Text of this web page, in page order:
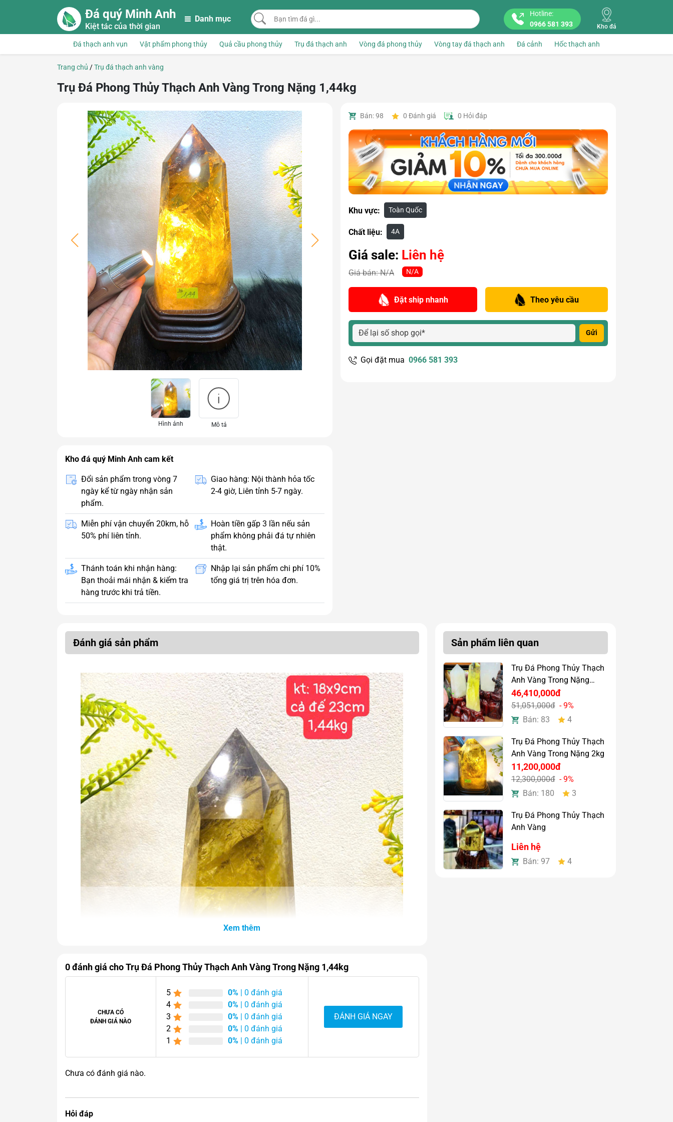
Skip to main content
Đá quý Minh Anh
Kiệt tác của thời gian
Danh mục Bạn tìm đá gì...
Hotline:
0966 581 393
Kho đá
Đá thạch anh vụn Vật phẩm phong thủy Quả cầu phong thủy Trụ đá thạch anh Vòng đá phong thủy Vòng tay đá thạch anh Đá cảnh Hốc thạch anh
Trang chủ /Trụ đá thạch anh vàng
Trụ Đá Phong Thủy Thạch Anh Vàng Trong Nặng 1,44kg
Hình ảnh Mô tả
Kho đá quý Minh Anh cam kết
Đổi sản phẩm trong vòng 7
ngày kể từ ngày nhận sản
phẩm.
Giao hàng: Nội thành hỏa tốc
2-4 giờ, Liên tỉnh 5-7 ngày.
Miễn phí vận chuyển 20km, hỗ
50% phí liên tỉnh.
Hoàn tiền gấp 3 lần nếu sản
phẩm không phải đá tự nhiên
thật.
Thánh toán khi nhận hàng:
Bạn thoải mái nhận & kiểm tra
hàng trước khi trả tiền.
Nhập lại sản phẩm chi phí 10%
tổng giá trị trên hóa đơn.
Bán: 98 0 Đánh giá 0 Hỏi đáp
Khu vực: Toàn Quốc
Chất liệu: 4A
Giá sale: Liên hệ
Giá bán:N/A N/A
Đặt ship nhanh Theo yêu cầu
Gửi
Gọi đặt mua 0966 581 393
Đánh giá sản phẩm
Xem thêm
0 đánh giá cho Trụ Đá Phong Thủy Thạch Anh Vàng Trong Nặng 1,44kg
CHƯA CÓ
ĐÁNH GIÁ NÀO
5 0%| 0 đánh giá
4
0%| 0 đánh giá
3
0%| 0 đánh giá
2
0%| 0 đánh giá
1
0%| 0 đánh giá
ĐÁNH GIÁ NGAY
Chưa có đánh giá nào.
Hỏi đáp
Sản phẩm liên quan
Trụ Đá Phong Thủy Thạch
Anh Vàng Trong Nặng
7,14kg
46,410,000đ
51,051,000đ - 9%
Bán: 83
4
Trụ Đá Phong Thủy Thạch
Anh Vàng Trong Nặng 2kg
11,200,000đ
12,300,000đ - 9%
Bán: 180
3
Trụ Đá Phong Thủy Thạch
Anh Vàng
Liên hệ
Bán: 97 4